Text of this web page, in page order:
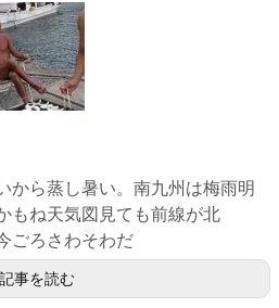
から蒸し暑い。南九州は梅雨明
もね天気図見ても前線が北
ごろさわそわだ
記事を読む